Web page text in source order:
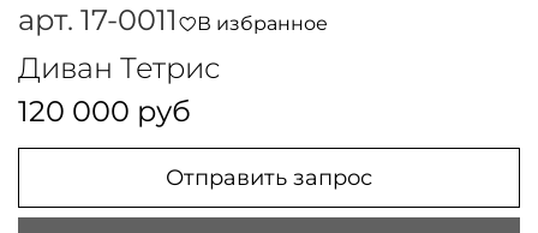
арт. 17-0011 В избранное
Диван Тетрис
120 000 руб
Отправить запрос